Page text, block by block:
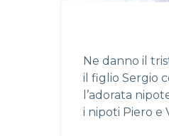
Ne danno il
il figlio Sergio
l’adorata
i nipoti Piero e